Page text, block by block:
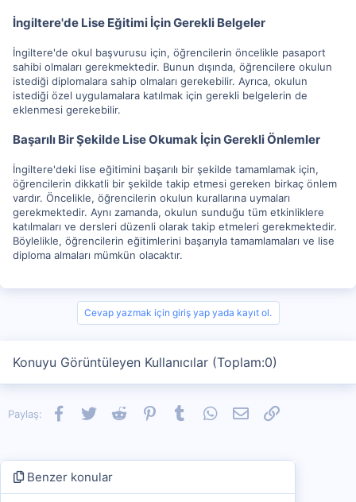
İngiltere'de Lise Eğitimi İçin Gerekli Belgeler
İngiltere'de okul başvurusu için, öğrencilerin öncelikle pasaport
sahibi olmaları gerekmektedir. Bunun dışında, öğrencilere okulun
istediği diplomalara sahip olmaları gerekebilir. Ayrıca, okulun
istediği özel uygulamalara katılmak için gerekli belgelerin de
eklenmesi gerekebilir.
Başarılı Bir Şekilde Lise Okumak İçin Gerekli Önlemler
İngiltere'deki lise eğitimini başarılı bir şekilde tamamlamak için,
öğrencilerin dikkatli bir şekilde takip etmesi gereken birkaç önlem
vardır. Öncelikle, öğrencilerin okulun kurallarına uymaları
gerekmektedir. Aynı zamanda, okulun sunduğu tüm etkinliklere
katılmaları ve dersleri düzenli olarak takip etmeleri gerekmektedir.
Böylelikle, öğrencilerin eğitimlerini başarıyla tamamlamaları ve lise
diploma almaları mümkün olacaktır.
Cevap yazmak için giriş yap yada kayıt ol.
Konuyu Görüntüleyen Kullanıcılar (Toplam:0)
Paylaş: Facebook
TwitterReddit PinterestTumblrWhatsApp
E-postaLink
Benzer konular